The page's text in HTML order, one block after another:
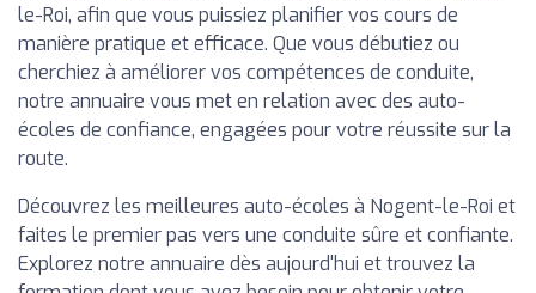
le-Roi, afin que vous puissiez planifier vos cours de
manière pratique et efficace. Que vous débutiez ou
cherchiez à améliorer vos compétences de conduite,
notre annuaire vous met en relation avec des auto-
écoles de confiance, engagées pour votre réussite sur la
route.
Découvrez les meilleures auto-écoles à Nogent-le-Roi et
faites le premier pas vers une conduite sûre et confiante.
Explorez notre annuaire dès aujourd'hui et trouvez la